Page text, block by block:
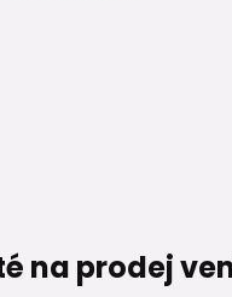
na prodej